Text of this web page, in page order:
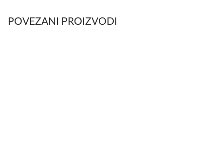
POVEZANI PROIZVODI